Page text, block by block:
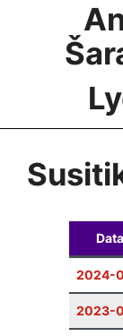
Data
2024-
2023-